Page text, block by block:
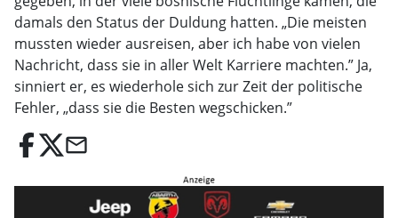
damals den Status der Duldung hatten. „Die meisten
mussten wieder ausreisen, aber ich habe von vielen
Nachricht, dass sie in aller Welt Karriere machten.” Ja,
sinniert er, es wiederhole sich zur Zeit der politische
Fehler, „dass sie die Besten wegschicken.”
email